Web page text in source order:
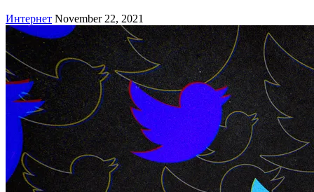
Интернет November 22, 2021